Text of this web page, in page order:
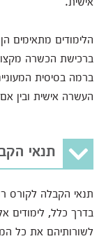
הלימודים מתאימים
ברכישת הכשרה
ברמה בסיסית
העשרה אישית ובין
תנאי
תנאי הקבלה לקורס
בדרך כלל, לימודים
לשורותיהם את כל